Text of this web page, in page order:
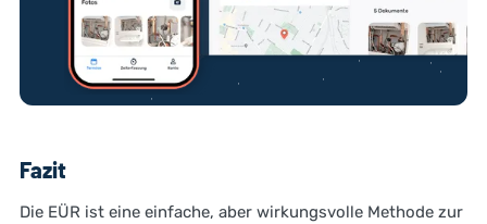
Fazit
Die EÜR ist eine einfache, aber wirkungsvolle Methode zur